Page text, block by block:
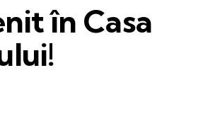
în Casa